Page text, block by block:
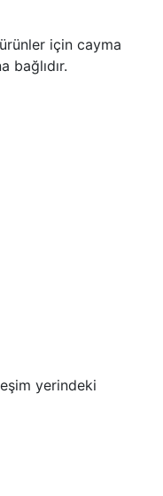
için cayma
bağlıdır.
yerindeki